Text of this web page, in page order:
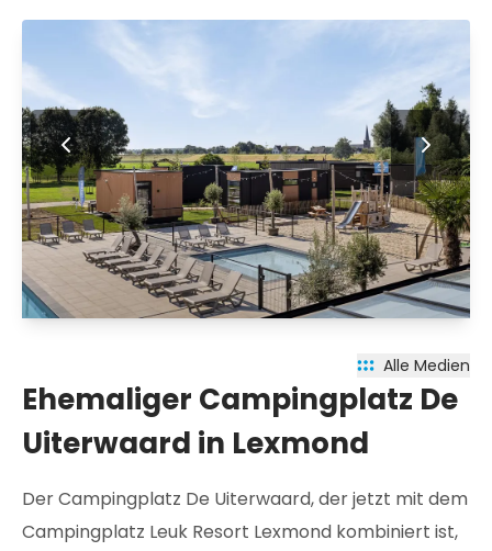
Alle Medien
Ehemaliger Campingplatz De
Uiterwaard in Lexmond
Der Campingplatz De Uiterwaard, der jetzt mit dem
Campingplatz Leuk Resort Lexmond kombiniert ist,